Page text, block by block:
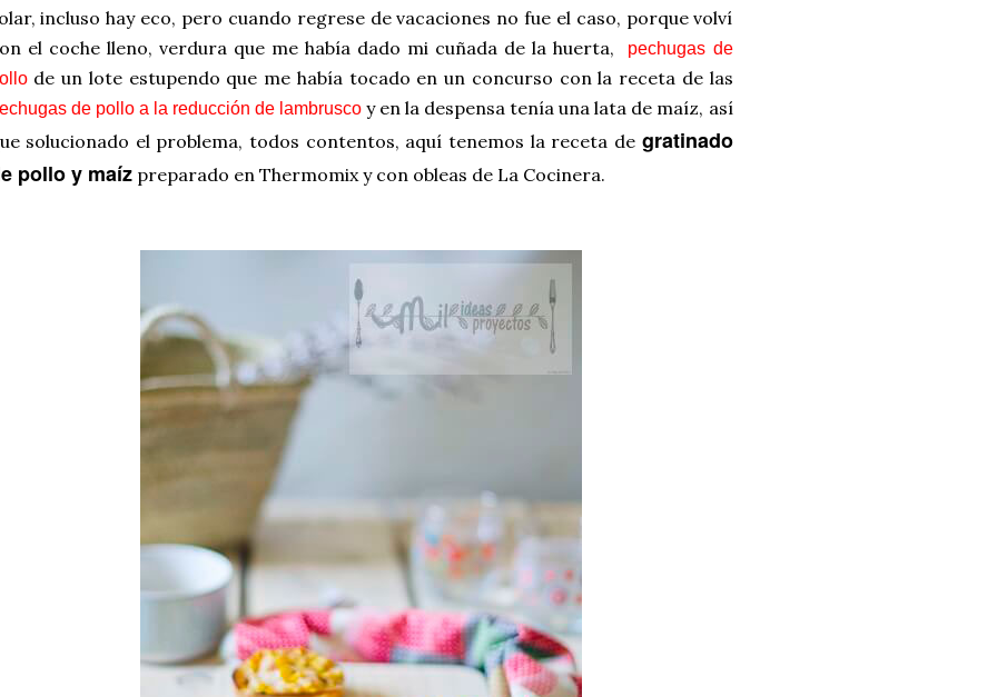
incluso hay eco, pero cuando regrese de vacaciones no fue el caso, porque volví
el coche lleno, verdura que me había dado mi cuñada de la huerta,
pechugas de
de un lote estupendo que me había tocado en un concurso con la receta de las
de pollo a la reducción de lambruscoy en la despensa tenía una lata de maíz, así
solucionado el problema, todos contentos, aquí tenemos la receta de gratinado
pollo y maízpreparado en Thermomix y con obleas de La Cocinera.